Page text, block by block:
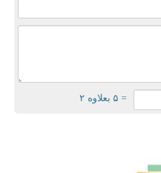
= ۵ بعلاوه ۲